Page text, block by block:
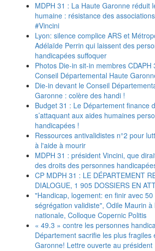
MDPH 31 : La Haute Garonne réduit
humaine : résistance des
#Vincini
Lyon: silence complice ARS et
Adélaïde Perrin qui laissent des
handicapées suffoquer
Photos Die-in sit-in membres CDAPH
Conseil Départemental Haute
Die-in devant le Conseil
Garonne : colère des handi !
Budget 31 : Le Département finance
s’attaquant aux aides humaines
handicapées !
Ressources antivalidistes n°2 pour
à l'aide à mourir
MDPH 31 : président Vincini, que
des droits des personnes
CP MDPH 31 : LE DÉPARTEMENT
DIALOGUE, 1 905 DOSSIERS EN
"Handicap, logement: en finir avec
ségrégation validiste", Odile Maurin à
nationale, Colloque Copernic Politis
« 49.3 » contre les personnes
Département sacrifie les plus fragiles
Garonne! Lettre ouverte au président